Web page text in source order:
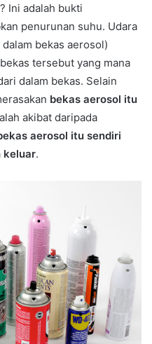
Ini adalah bukti
penurunan suhu. Udara
bekas aerosol)
tersebut yang mana
dalam bekas. Selain
bekas aerosol itu
akibat daripada
aerosol itu sendiri
keluar.